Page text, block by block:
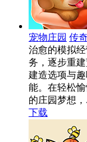
宠物庄园 传
治愈的模拟
务，逐步重
建造选项与
能。在轻松
的庄园梦想，
下载